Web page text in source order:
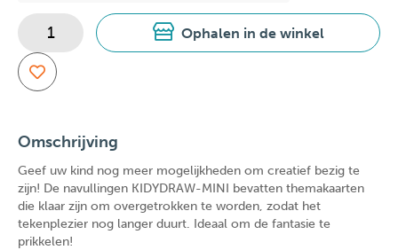
Ophalen in de winkel
Omschrijving
Geef uw kind nog meer mogelijkheden om creatief bezig te
zijn! De navullingen KIDYDRAW-MINI bevatten themakaarten
die klaar zijn om overgetrokken te worden, zodat het
tekenplezier nog langer duurt. Ideaal om de fantasie te
prikkelen!